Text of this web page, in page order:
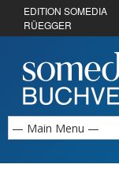
EDITION SOMEDIA
RÜEGGER